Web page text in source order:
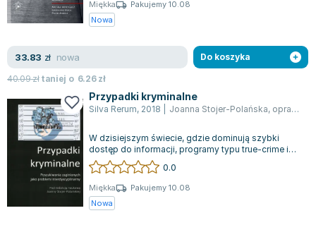
Miękka
Pakujemy 10.08
Nowa
33.83 zł nowa
40.09złtaniej o 6.26zł
Do koszyka
Przypadki kryminalne
Silva Rerum, 2018 Joanna Stojer-Polańska, opracowanie zbiorowe
W dzisiejszym świecie, gdzie dominują szybki
dostęp do informacji, programy typu true-crime i
seriale jak CSI, wiele osób sądzi, ż...
0.0
Miękka
Pakujemy 10.08
Nowa